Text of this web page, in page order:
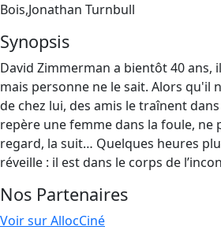
Bois,Jonathan Turnbull
Synopsis
David Zimmerman a bientôt 40 ans,
mais personne ne le sait. Alors qu'il
de chez lui, des amis le traînent
repère une femme dans la foule, ne
regard, la suit… Quelques heures
réveille : il est dans le corps de
Nos Partenaires
Voir sur AllocCiné